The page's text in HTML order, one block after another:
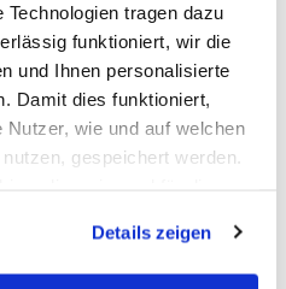
tragen dazu
funktioniert, wir die
und Ihnen personalisierte
Damit dies funktioniert,
wie und auf welchen
gespeichert werden.
der Webseite auf jeden
für Analyse- oder
Details zeigen
Luftzirkulation
und Freizeit